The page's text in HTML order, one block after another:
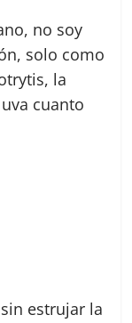
no soy
solo como
la
cuanto
estrujar la